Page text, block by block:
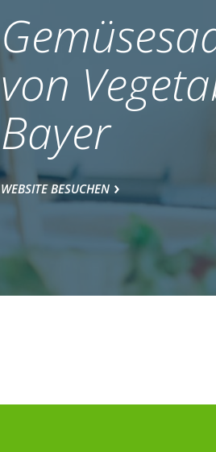
von
Bayer
WEBSITE BESUCHEN